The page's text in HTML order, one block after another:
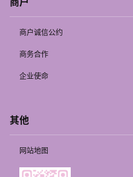
商户诚信公约
商务合作
企业使命
其他
网站地图